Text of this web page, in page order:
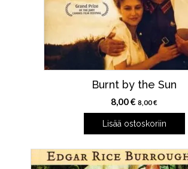
Burnt by the Sun
8,00€ 8,00€
Lisää ostoskoriin